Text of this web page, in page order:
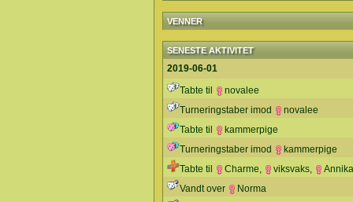
VENNER
SENESTE AKTIVITET
2019-06-01
Tabte til
novalee
Turneringstaber imod
novalee
Tabte til
kammerpige
Turneringstaber imod
kammerpige
Tabte til
Charme, viksvaks,
Vandt over
Norma